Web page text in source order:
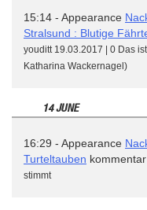
15:14 - Appearance
Stralsund : Blutige
youditt 19.03.2017 | 0 Das
Katharina Wackernagel)
14 JUNE
16:29 - Appearance
Turteltauben
stimmt